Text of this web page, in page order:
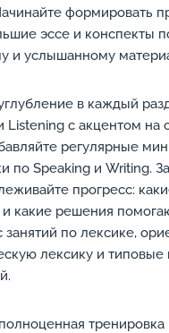
формировать
эссе и конспекты
и услышанному
в каждый
Listening с акцентом на
регулярные
по Speaking и Writing.
прогресс:
какие решения
занятий по лексике,
лексику и типовые